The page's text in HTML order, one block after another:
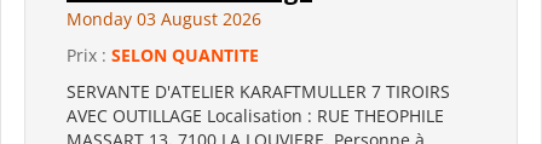
Monday 03 August 2026
Prix : SELON QUANTITE
SERVANTE D'ATELIER KARAFTMULLER 7 TIROIRS
AVEC OUTILLAGE Localisation : RUE THEOPHILE